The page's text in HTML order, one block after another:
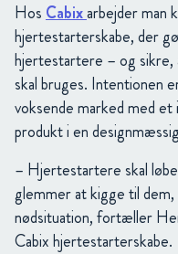
Hos Cabixarbejder man
hjertestarterskabe, der
hjertestartere – og
skal bruges. Intentionen
voksende marked med
produkt i en
– Hjertestartere skal
glemmer at kigge til
nødsituation, fortæller
Cabix hjertestarterskabe.